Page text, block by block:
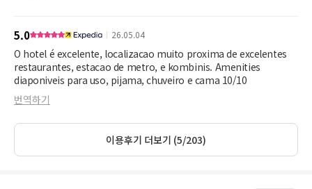
5.0 26.05.04
O hotel é excelente, localizacao muito proxima de excelentes
restaurantes, estacao de metro, e kombinis. Amenities
diaponiveis para uso, pijama, chuveiro e cama 10/10
번역하기
이용후기 더보기 (5/203)